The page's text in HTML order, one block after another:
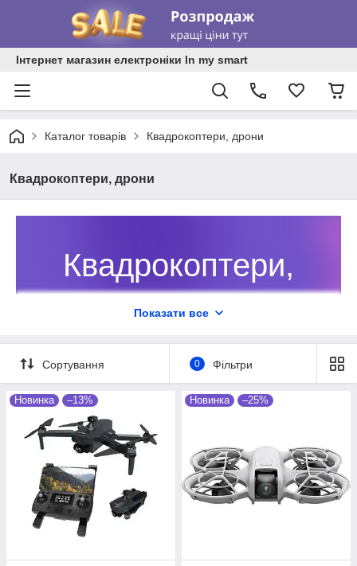
Інтернет магазин електроніки In my smart
Каталог товарів Квадрокоптери, дрони
Квадрокоптери, дрони
Квадрокоптери,
дрони
Квадрокоптери і дрони для
військового та цивільного
використання зі знижками до 25 %
тільки у магазині електроніки In My
Оригінальна продукція з гарантією від
виробника. Доставка по всій Україні.
Перейти у каталог!
Показати все
Сортування 0 Фільтри
Новинка –13% Новинка –25%